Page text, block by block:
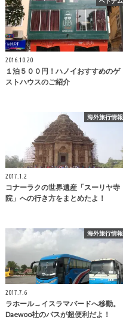
2016.10.20
１泊５００円！ハノイおすすめのゲ
ストハウスのご紹介
海外旅行情報
2017.1.2
コナーラクの世界遺産「スーリヤ寺
院」への行き方をまとめたよ！
海外旅行情報
2017.7.6
ラホール→イスラマバードへ移動。
Daewoo社のバスが超便利だよ！